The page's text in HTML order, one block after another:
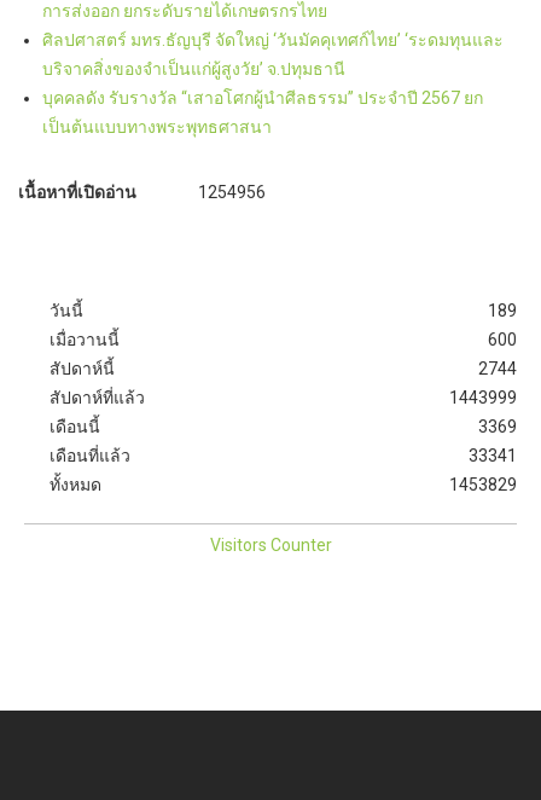
การส่งออก ยกระดับรายได้เกษตรกรไทย
ศิลปศาสตร์ มทร.ธัญบุรี จัดใหญ่ ‘วันมัคคุเทศก์ไทย’ ‘ระดมทุนและ
บริจาคสิ่งของจำเป็นแก่ผู้สูงวัย’ จ.ปทุมธานี
บุคคลดัง รับรางวัล “เสาอโศกผู้นำศีลธรรม” ประจำปี 2567 ยก
เป็นต้นแบบทางพระพุทธศาสนา
เนื้อหาที่เปิดอ่าน 1254956
วันนี้
เมื่อวานนี้
สัปดาห์นี้
สัปดาห์ที่แล้ว
เดือนนี้
เดือนที่แล้ว
ทั้งหมด
189
600
2744
1443999
3369
33341
1453829
Visitors Counter